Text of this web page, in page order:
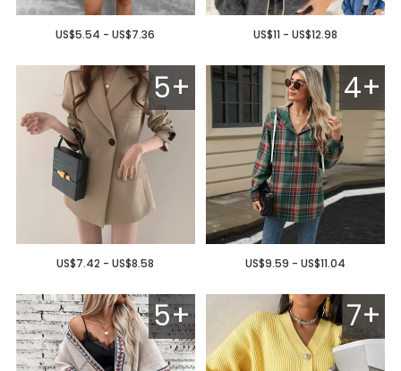
US$5.54 - US$7.36 US$11 - US$12.98
5+
US$7.42 - US$8.58
4+
US$9.59 - US$11.04
5+ 7+